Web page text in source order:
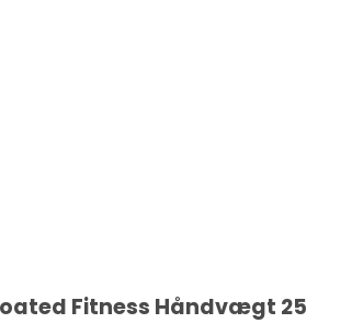
Fitness Håndvægt 25